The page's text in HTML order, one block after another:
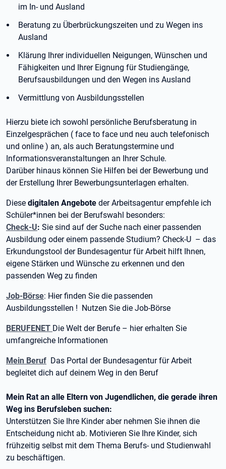
im In- und Ausland
Beratung zu Überbrückungszeiten und zu Wegen ins
Ausland
Klärung Ihrer individuellen Neigungen, Wünschen und
Fähigkeiten und Ihrer Eignung für Studiengänge,
Berufsausbildungen und den Wegen ins Ausland
Vermittlung von Ausbildungsstellen
Hierzu biete ich sowohl persönliche Berufsberatung in
Einzelgesprächen ( face to face und neu auch telefonisch
und online ) an, als auch Beratungstermine und
Informationsveranstaltungen an Ihrer Schule.
Darüber hinaus können Sie Hilfen bei der Bewerbung und
der Erstellung Ihrer Bewerbungsunterlagen erhalten.
Diese digitalen Angebote der Arbeitsagentur empfehle ich
Schüler*innen bei der Berufswahl besonders:
Check-U: Sie sind auf der Suche nach einer passenden
Ausbildung oder einem passende Studium? Check-U – das
Erkundungstool der Bundesagentur für Arbeit hilft Ihnen,
eigene Stärken und Wünsche zu erkennen und den
passenden Weg zu finden
Job-Börse: Hier finden Sie die passenden
Ausbildungsstellen ! Nutzen Sie die Job-Börse
BERUFENET Die Welt der Berufe – hier erhalten Sie
umfangreiche Informationen
Mein Beruf Das Portal der Bundesagentur für Arbeit
begleitet dich auf deinem Weg in den Beruf
Mein Rat an alle Eltern von Jugendlichen, die gerade ihren
Weg ins Berufsleben suchen:
Unterstützen Sie Ihre Kinder aber nehmen Sie ihnen die
Entscheidung nicht ab. Motivieren Sie Ihre Kinder, sich
frühzeitig selbst mit dem Thema Berufs- und Studienwahl
zu beschäftigen.